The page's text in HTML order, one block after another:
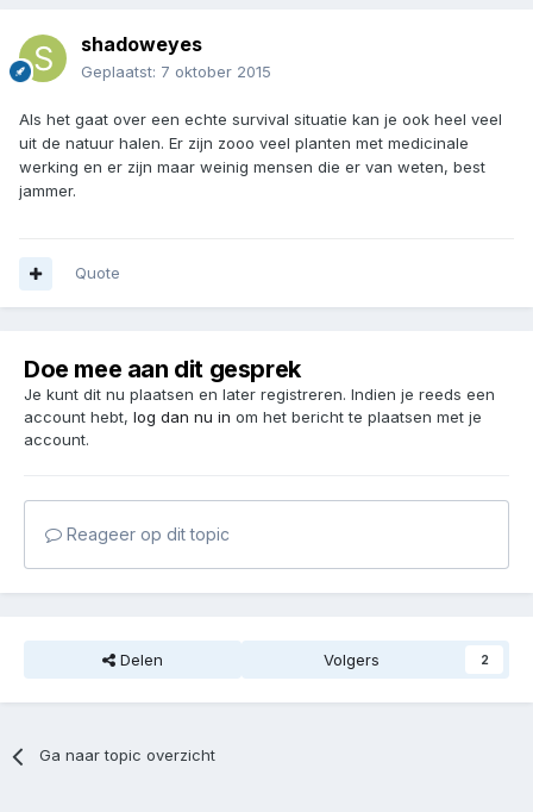
shadoweyes
Geplaatst: 7 oktober 2015
Als het gaat over een echte survival situatie kan je ook heel veel
uit de natuur halen. Er zijn zooo veel planten met medicinale
werking en er zijn maar weinig mensen die er van weten, best
jammer.
Quote
Doe mee aan dit gesprek
Je kunt dit nu plaatsen en later registreren. Indien je reeds een
account hebt, log dan nu in om het bericht te plaatsen met je
account.
Reageer op dit topic
Delen Volgers 2
Ga naar topic overzicht